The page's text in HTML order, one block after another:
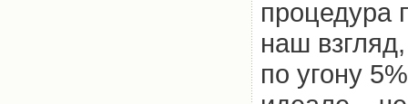
процедура
наш
по угону